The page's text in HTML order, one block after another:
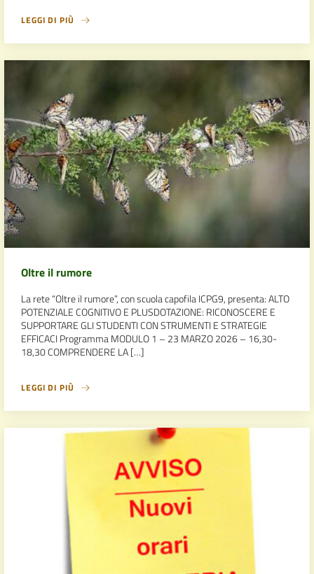
LEGGI DI PIÙ
Oltre il rumore
La rete “Oltre il rumore”, con scuola capofila ICPG9, presenta: ALTO
POTENZIALE COGNITIVO E PLUSDOTAZIONE: RICONOSCERE E
SUPPORTARE GLI STUDENTI CON STRUMENTI E STRATEGIE
EFFICACI Programma MODULO 1 – 23 MARZO 2026 – 16,30-
18,30 COMPRENDERE LA […]
LEGGI DI PIÙ